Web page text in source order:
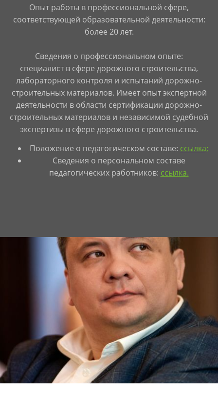
Опыт работы в профессиональной сфере,
соответствующей образовательной деятельности:
более 20 лет.
Сведения о профессиональном опыте:
специалист в сфере дорожного строительства,
лабораторного контроля и испытаний дорожно-
строительных материалов. Имеет опыт экспертной
деятельности в области сертификации дорожно-
строительных материалов и независимой судебной
экспертизы в сфере дорожного строительства.
Положение о педагогическом составе: ссылка;
Сведения о персональном составе
педагогических работников: ссылка.